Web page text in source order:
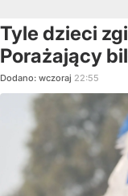
Tyle dzieci
Porażający
Dodano: wczoraj 22:55